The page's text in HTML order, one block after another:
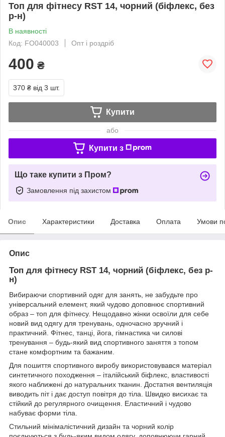
Топ для фітнесу RST 14, чорний (біфлекс, без
р-н)
В наявності
Код: FO040003
Опт і роздріб
400 ₴
370 ₴ від 3 шт.
Купити
або
Купити з
Що таке купити з Пром?
Замовлення під захистом
Опис Характеристики Доставка Оплата Умови
Опис
Топ для фітнесу RST 14, чорний (біфлекс, без р-
н)
Вибираючи спортивний одяг для занять, не забудьте про
універсальний елемент, який чудово доповнює спортивний
образ – топ для фітнесу. Нещодавно жінки освоїли для себе
новий вид одягу для тренувань, одночасно зручний і
практичний. Фітнес, танці, йога, гімнастика чи силові
тренування – будь-який вид спортивного заняття з топом
стане комфортним та бажаним.
Для пошиття спортивного виробу використовувався матеріал
синтетичного походження – італійський біфлекс, властивості
якого наближені до натуральних тканин.
Достатня вентиляція
виводить піт і дає доступ повітря до тіла.
Швидко висихає та
стійкий до регулярного очищення.
Еластичний і чудово
набуває форми тіла.
Стильний мінімалістичний дизайн та чорний колір